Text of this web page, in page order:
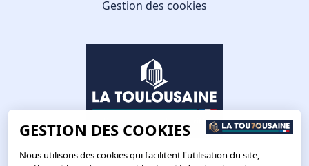
Gestion des cookies
GESTION DES COOKIES
Nous utilisons des cookies qui facilitent l'utilisation du site,